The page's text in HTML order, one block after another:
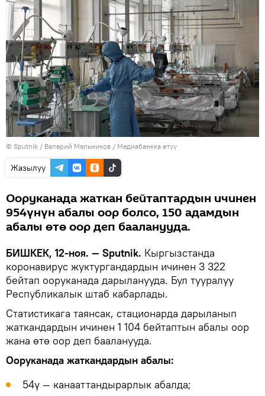
© Sputnik / Валерий Мельников / Медиабанкка өтүү
Жазылуу
Ооруканада жаткан бейтаптардын ичинен
954үнүн абалы оор болсо, 150 адамдын
абалы өтө оор деп бааланууда.
БИШКЕК, 12-ноя. — Sputnik. Кыргызстанда
коронавирус жуктургандардын ичинен 3 322
бейтап ооруканада дарыланууда. Бул тууралуу
Республикалык штаб кабарлады.
Статистикага таянсак, стационарда дарыланып
жаткандардын ичинен 1 104 бейтаптын абалы оор
жана өтө оор деп бааланууда.
Ооруканада жаткандардын абалы:
54ү — канааттандырарлык абалда;